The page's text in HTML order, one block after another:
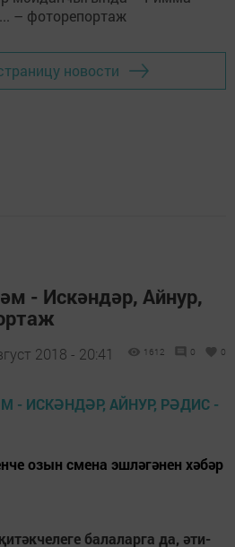
новости
- Искәндәр, Айнур,
2018 - 20:41 1612 0 0
озын смена эшләгәнен хәбәр
балаларга да, әти-